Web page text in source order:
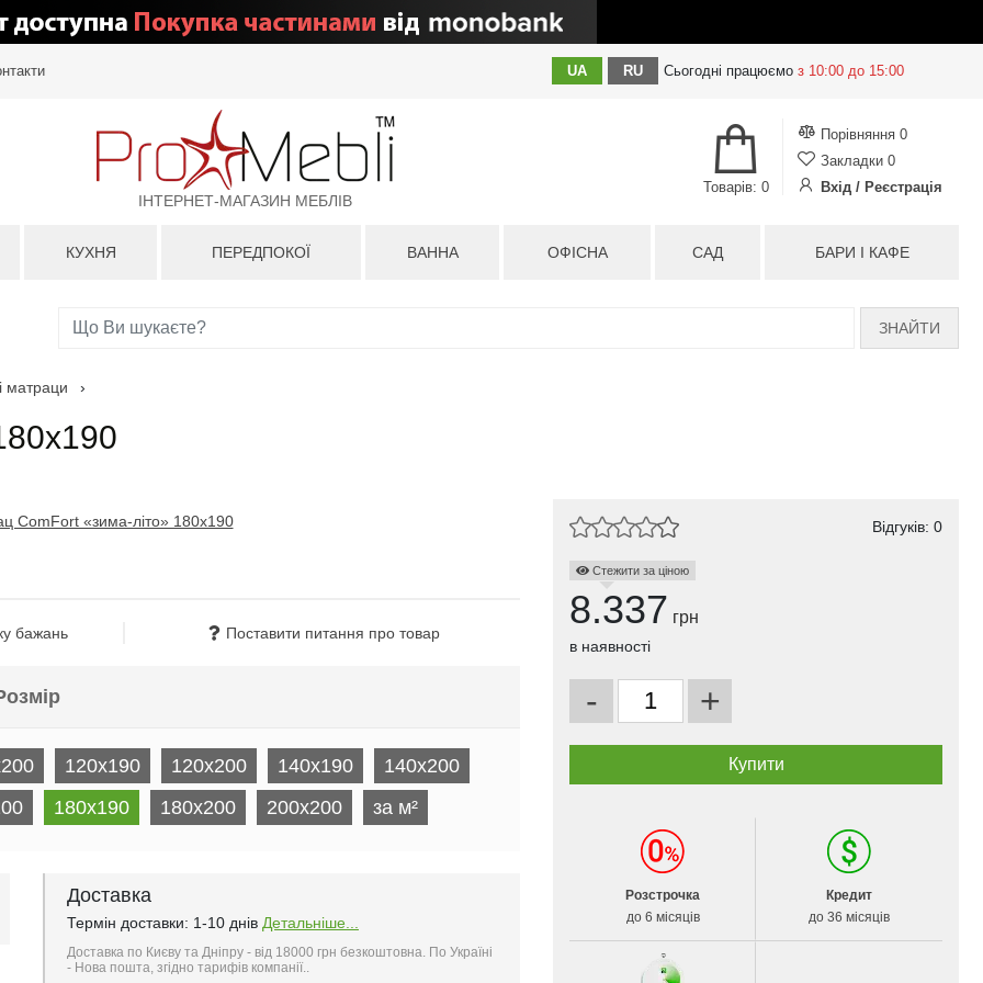
UA RU Сьогодні працюємо з 10:00 до 15:00
ІНТЕРНЕТ-МАГАЗИН МЕБЛІВ
Порівняння 0
Закладки 0
Вхід / Реєстрація
Товарів: 0
КУХНЯ ПЕРЕДПОКОЇ ВАННА ОФІСНА САД БАРИ І КАФЕ
ЗНАЙТИ
матраци ›
бажань Поставити питання про товар
120x190 120x200 140x190
140x200
180x190 180x200 200х200 за м²
Доставка
Термін доставки: 1-10 днів Детальніше...
Доставка по Києву та Дніпру - від 18000 грн безкоштовна. По Україні
- Нова пошта, згідно тарифів компанії..
Відгуків: 0
Стежити за ціною
8.337 грн
в наявності
- +
Розстрочка
до 6 місяців
Кредит
до 36 місяців